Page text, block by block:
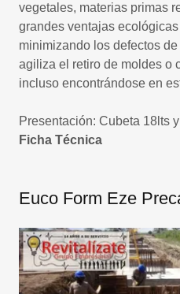
vegetales, materias primas
grandes ventajas
minimizando los defectos
agiliza el retiro de moldes o
incluso encontrándose en
Presentación: Cubeta 18lts
Ficha Técnica
Euco Form Eze